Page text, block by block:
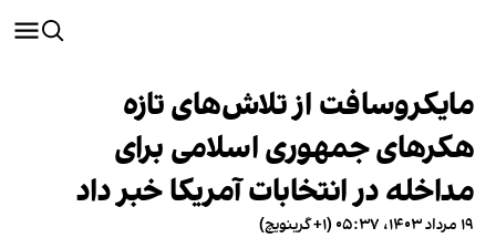
مایکروسافت از تلاش‌های تازه
هکرهای جمهوری اسلامی برای
مداخله در انتخابات آمریکا خبر داد
۱۹ مرداد ۱۴۰۳، ۰۵:۳۷ (‎+۱ گرینویچ)